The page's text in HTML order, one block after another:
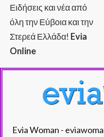
Ειδήσεις και νέα από
όλη την Εύβοια και την
Στερεά Ελλάδα! Evia
Online
Evia Woman -